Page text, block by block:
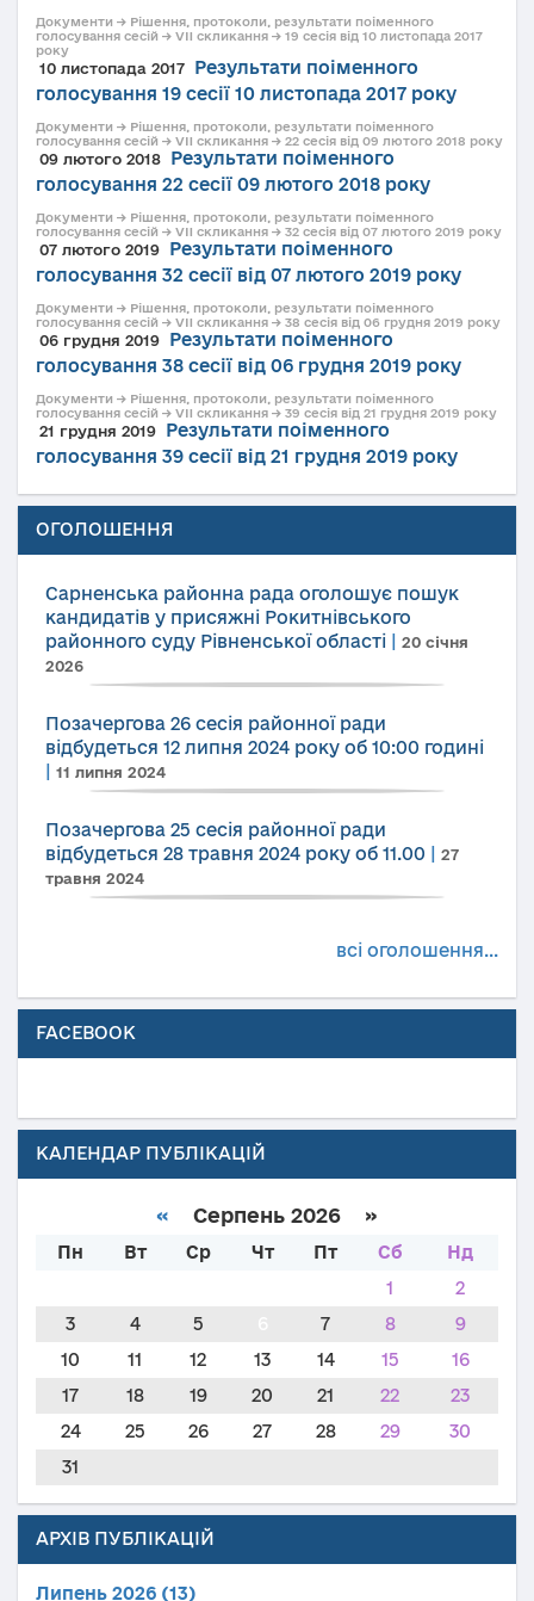
Документи → Рішення, протоколи, результати поіменного
голосування сесій → VII скликання → 19 сесія від 10 листопада 2017
року
10 листопада 2017
Результати поіменного
голосування 19 сесії 10 листопада 2017 року
Документи → Рішення, протоколи, результати поіменного
голосування сесій → VII скликання → 22 сесія від 09 лютого 2018 року
09 лютого 2018
Результати поіменного
голосування 22 сесії 09 лютого 2018 року
Документи → Рішення, протоколи, результати поіменного
голосування сесій → VII скликання → 32 сесія від 07 лютого 2019 року
07 лютого 2019
Результати поіменного
голосування 32 сесії від 07 лютого 2019 року
Документи → Рішення, протоколи, результати поіменного
голосування сесій → VII скликання → 38 сесія від 06 грудня 2019 року
06 грудня 2019
Результати поіменного
голосування 38 сесії від 06 грудня 2019 року
Документи → Рішення, протоколи, результати поіменного
голосування сесій → VII скликання → 39 сесія від 21 грудня 2019 року
21 грудня 2019
Результати поіменного
голосування 39 сесії від 21 грудня 2019 року
ОГОЛОШЕННЯ
Сарненська районна рада оголошує пошук
кандидатів у присяжні Рокитнівського
районного суду Рівненської області
20 січня
2026
Позачергова 26 сесія районної ради
відбудеться 12 липня 2024 року об 10:00 годині
11 липня 2024
Позачергова 25 сесія районної ради
відбудеться 28 травня 2024 року об 11.00
27
травня 2024
всі оголошення...
FACEBOOK
КАЛЕНДАР ПУБЛІКАЦІЙ
« Серпень 2026 »
Пн Вт Ср Чт Пт Сб
Нд
1
2
3
4 5 7 8
9
10
11 12 13 14 15
16
17
18 19 20 21 22
23
24
25 26 27 28 29
30
31
АРХІВ ПУБЛІКАЦІЙ
Липень 2026 (13)